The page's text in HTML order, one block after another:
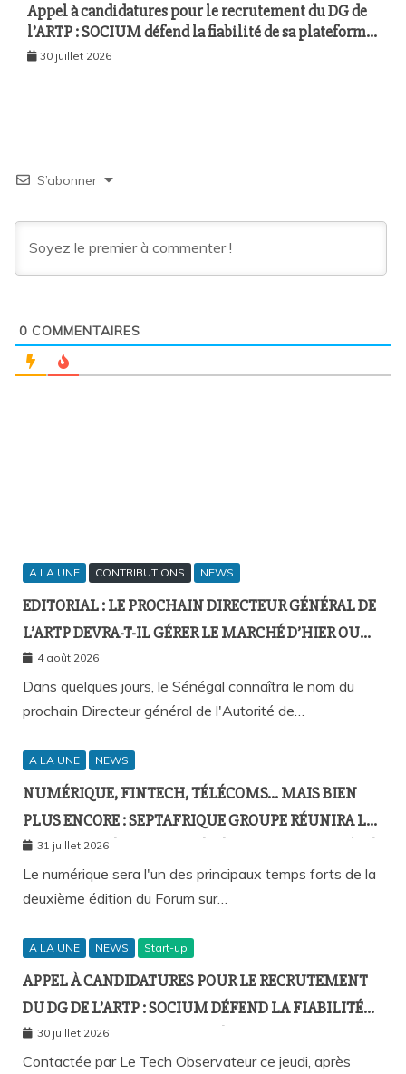
Appel à candidatures pour le recrutement du DG de
l’ARTP : SOCIUM défend la fiabilité de sa plateforme
malgré plusieurs remontées techniques
30 juillet 2026
S’abonner
0 COMMENTAIRES
A LA UNE CONTRIBUTIONS NEWS
EDITORIAL : LE PROCHAIN DIRECTEUR GÉNÉRAL DE
L’ARTP DEVRA-T-IL GÉRER LE MARCHÉ D’HIER OU
CELUI DE DEMAIN ?
4 août 2026
Dans quelques jours, le Sénégal connaîtra le nom du
prochain Directeur général de l'Autorité de…
A LA UNE NEWS
NUMÉRIQUE, FINTECH, TÉLÉCOMS… MAIS BIEN
PLUS ENCORE : SEPTAFRIQUE GROUPE RÉUNIRA LE
GOTHA DE L’ÉCONOMIE SÉNÉGALAISE LE 10 AOÛT À
DAKAR
31 juillet 2026
Le numérique sera l'un des principaux temps forts de la
deuxième édition du Forum sur…
A LA UNE NEWS Start-up
APPEL À CANDIDATURES POUR LE RECRUTEMENT
DU DG DE L’ARTP : SOCIUM DÉFEND LA FIABILITÉ
DE SA PLATEFORME MALGRÉ PLUSIEURS
REMONTÉES TECHNIQUES
30 juillet 2026
Contactée par Le Tech Observateur ce jeudi, après